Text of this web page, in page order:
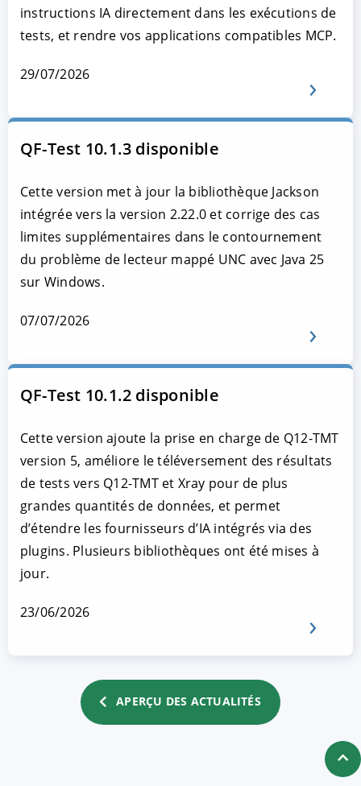
instructions IA directement dans les exécutions de
tests, et rendre vos applications compatibles MCP.
29/07/2026
QF-Test 10.1.3 disponible
Cette version met à jour la bibliothèque Jackson
intégrée vers la version 2.22.0 et corrige des cas
limites supplémentaires dans le contournement
du problème de lecteur mappé UNC avec Java 25
sur Windows.
07/07/2026
QF-Test 10.1.2 disponible
Cette version ajoute la prise en charge de Q12-TMT
version 5, améliore le téléversement des résultats
de tests vers Q12-TMT et Xray pour de plus
grandes quantités de données, et permet
d’étendre les fournisseurs d’IA intégrés via des
plugins. Plusieurs bibliothèques ont été mises à
jour.
23/06/2026
APERÇU DES ACTUALITÉS